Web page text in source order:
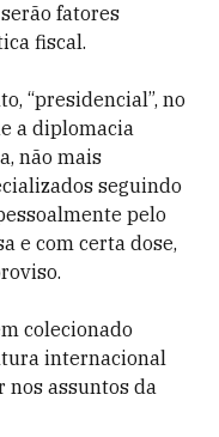
fatores
fiscal.
“presidencial”, no
a diplomacia
não mais
seguindo
pelo
e com certa dose,
colecionado
internacional
nos assuntos da